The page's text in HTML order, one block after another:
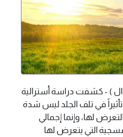
6 يوليو 2026 م ( وال ) - كشفت دراسة أسترالية
تأثيراً في تلف الجلد ليس شدة
لها، وإنما إجمالي
التي يتعرض لها